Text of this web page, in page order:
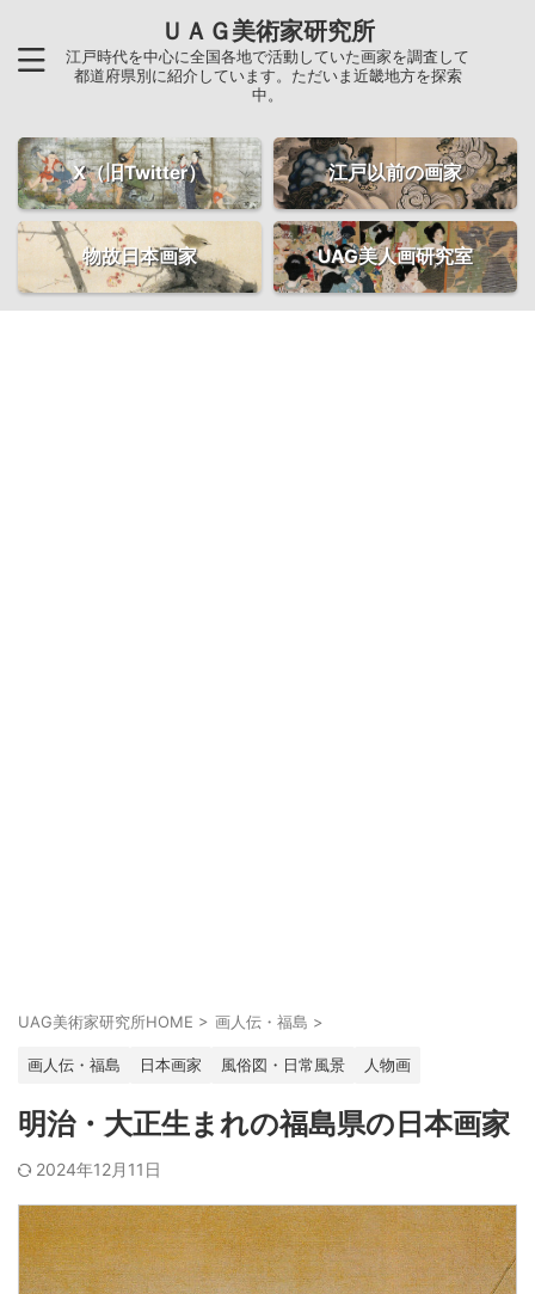
ＵＡＧ美術家研究所
江戸時代を中心に全国各地で活動していた画家を調査して
都道府県別に紹介しています。ただいま近畿地方を探索
中。
X（旧Twitter） 江戸以前の画家
物故日本画家 UAG美人画研究室
UAG美術家研究所HOME > 画人伝・福島 >
画人伝・福島 日本画家 風俗図・日常風景 人物画
明治・大正生まれの福島県の日本画家
2024年12月11日